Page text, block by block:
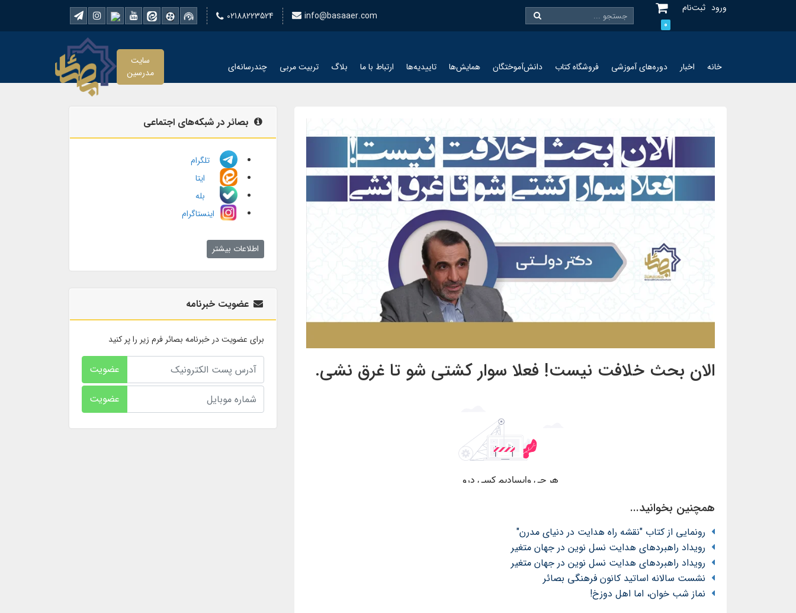
ورود ثبت‌نام
0
02188223524 info@basaaer.com
خانه اخبار دوره‌های آموزشی فروشگاه کتاب دانش‌آموختگان همایش‌ها تاییدیه‌ها ارتباط با ما بلاگ تربیت مربی چندرسانه‌ای
سایت
مدرسین
الان بحث خلافت نیست! فعلا سوار کشتی شو تا غرق نشی.
همچنین بخوانید...
رونمایی از کتاب "نقشه راه هدایت در دنیای مدرن"
رویداد راهبردهای هدایت نسل نوین در جهان متغیر
رویداد راهبردهای هدایت نسل نوین در جهان متغیر
نشست سالانه اساتید کانون فرهنگی بصائر
نماز شب خوان، اما اهل دوزخ!
بصائر در شبکه‌های اجتماعی
تلگرام
ایتا
بله
اینستاگرام
اطلاعات بیشتر
عضویت خبرنامه
برای عضویت در خبرنامه بصائر فرم زیر را پر کنید
عضویت
عضویت